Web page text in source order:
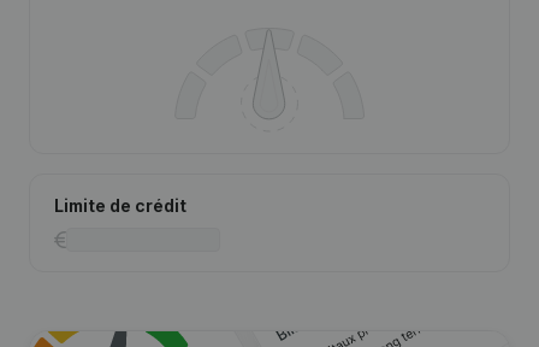
Limite de crédit